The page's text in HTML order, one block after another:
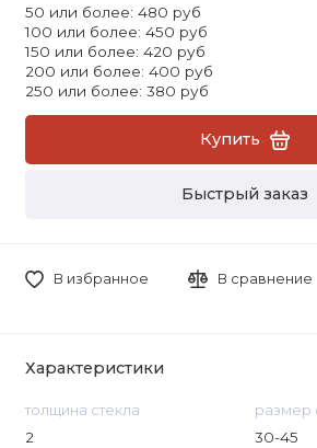
50 или более: 480 руб
100 или более: 450 руб
150 или более: 420 руб
200 или более: 400 руб
250 или более: 380 руб
Купить
Быстрый заказ
В избранное В сравнение
Характеристики
толщина стекла
2
размер
30-45